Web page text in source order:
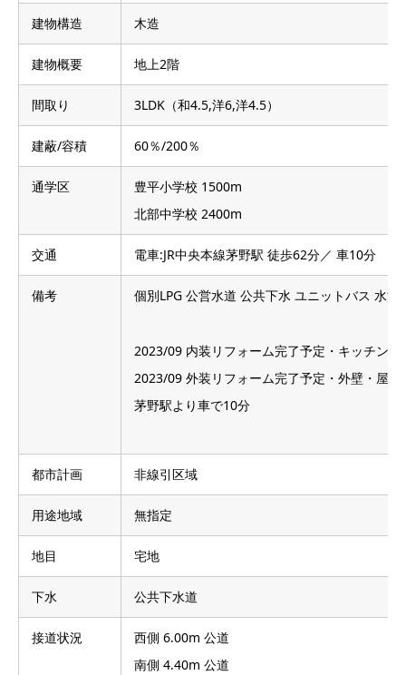
建物構造 木造
建物概要 地上2階
間取り 3LDK（和4.5,洋6,洋4.5）
建蔽/容積 60％/200％
通学区
豊平小学校 1500m
北部中学校 2400m
交通 電車:JR中央本線茅野駅 徒歩62分／ 車10分
備考 個別LPG 公営水道 公共下水 ユニットバス 水
2023/09 内装リフォーム完了予定・キッチン
2023/09 外装リフォーム完了予定・外壁・屋根
茅野駅より車で10分
都市計画 非線引区域
用途地域 無指定
地目 宅地
下水 公共下水道
接道状況
西側 6.00m 公道
南側 4.40m 公道